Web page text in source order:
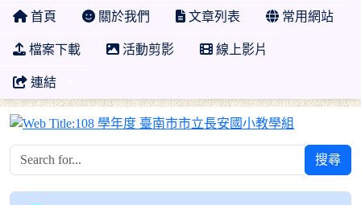
首頁 關於我們 文章列表 常用網站
檔案下載 活動剪影 線上影片
連結
搜尋